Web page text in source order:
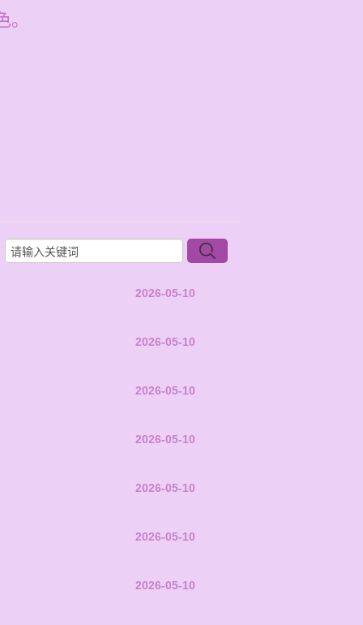
2026-05-10
2026-05-10
2026-05-10
2026-05-10
2026-05-10
2026-05-10
2026-05-10